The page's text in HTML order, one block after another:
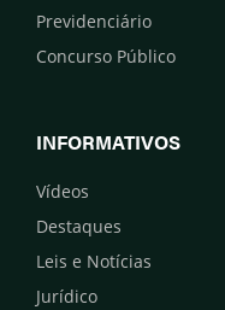
Previdenciário
Concurso Público
INFORMATIVOS
Vídeos
Destaques
Leis e Notícias
Jurídico